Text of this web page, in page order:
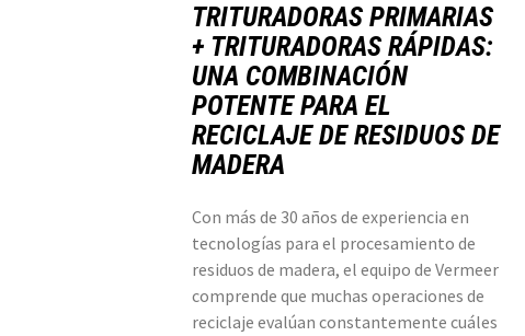
TRITURADORAS PRIMARIAS
+ TRITURADORAS RÁPIDAS:
UNA COMBINACIÓN
POTENTE PARA EL
RECICLAJE DE RESIDUOS DE
MADERA
Con más de 30 años de experiencia en
tecnologías para el procesamiento de
residuos de madera, el equipo de Vermeer
comprende que muchas operaciones de
reciclaje evalúan constantemente cuáles